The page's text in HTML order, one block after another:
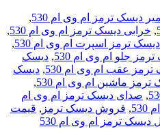
دیسک ترمز ام وی ام 530
,
, خرابی دیسک ترمز ام وی ام 530
,
دیسک ترمز اسپرت ام وی ام 530
,
جلو ام وی ام 530 , دیسک
عقب ام وی ام 530 , دیسک
ماشین ام وی ام 530
,
, صدای دیسک ترمز ام وی ام
, فروش دیسک ترمز , قیمت
ترمز ام وی ام 530